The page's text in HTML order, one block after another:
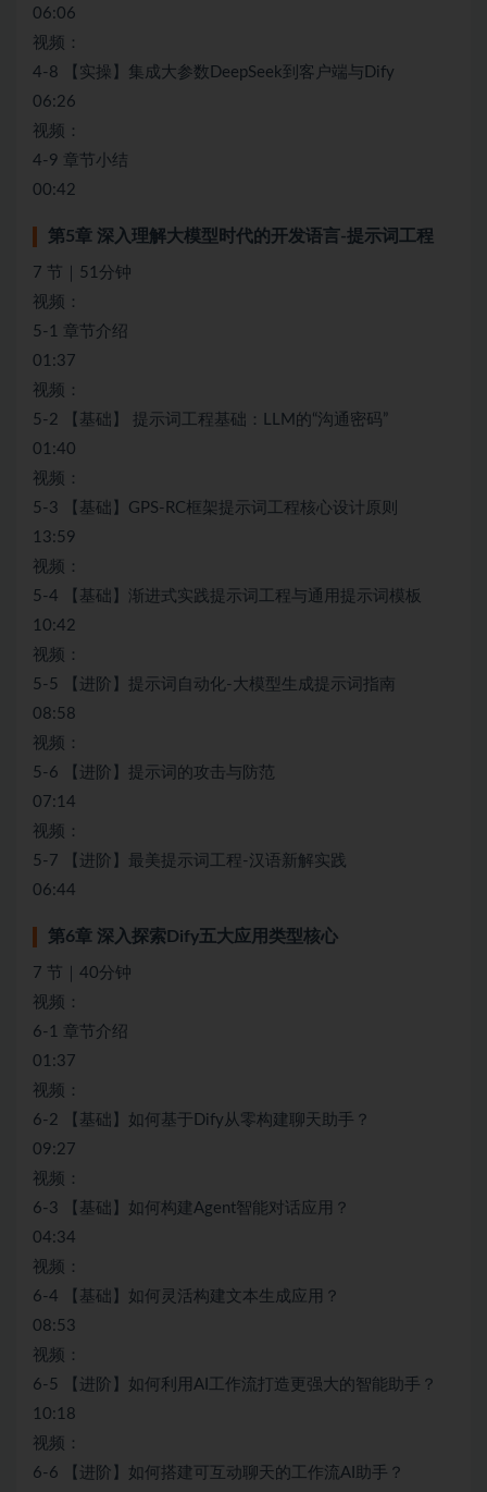
06:06
视频：
4-8 【实操】集成大参数DeepSeek到客户端与Dify
06:26
视频：
4-9 章节小结
00:42
第5章 深入理解大模型时代的开发语言-提示词工程
7 节｜51分钟
视频：
5-1 章节介绍
01:37
视频：
5-2 【基础】 提示词工程基础：LLM的“沟通密码”
01:40
视频：
5-3 【基础】GPS-RC框架提示词工程核心设计原则
13:59
视频：
5-4 【基础】渐进式实践提示词工程与通用提示词模板
10:42
视频：
5-5 【进阶】提示词自动化-大模型生成提示词指南
08:58
视频：
5-6 【进阶】提示词的攻击与防范
07:14
视频：
5-7 【进阶】最美提示词工程-汉语新解实践
06:44
第6章 深入探索Dify五大应用类型核心
7 节｜40分钟
视频：
6-1 章节介绍
01:37
视频：
6-2 【基础】如何基于Dify从零构建聊天助手？
09:27
视频：
6-3 【基础】如何构建Agent智能对话应用？
04:34
视频：
6-4 【基础】如何灵活构建文本生成应用？
08:53
视频：
6-5 【进阶】如何利用AI工作流打造更强大的智能助手？
10:18
视频：
6-6 【进阶】如何搭建可互动聊天的工作流AI助手？